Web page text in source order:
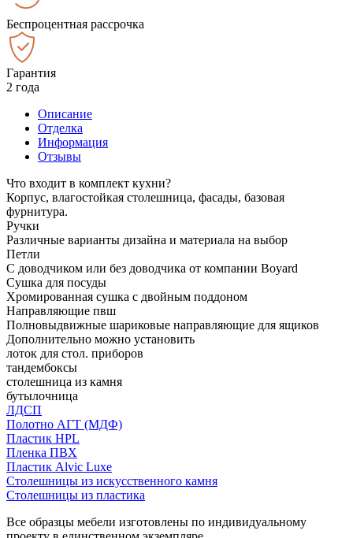
Беспроцентная рассрочка
Гарантия
2 года
Описание
Отделка
Информация
Отзывы
Что входит в комплект кухни?
Корпус, влагостойкая столешница, фасады, базовая
фурнитура.
Ручки
Различные варианты дизайна и материала на выбор
Петли
С доводчиком или без доводчика от компании Boyard
Сушка для посуды
Хромированная сушка с двойным поддоном
Направляющие пвш
Полновыдвижные шариковые направляющие для ящиков
Дополнительно можно установить
лоток для стол. приборов
тандембоксы
столешница из камня
бутылочница
ЛДСП
Полотно АГТ (МДФ)
Пластик HPL
Пленка ПВХ
Пластик Alvic Luxe
Столешницы из искусственного камня
Столешницы из пластика
Все образцы мебели изготовлены по индивидуальному